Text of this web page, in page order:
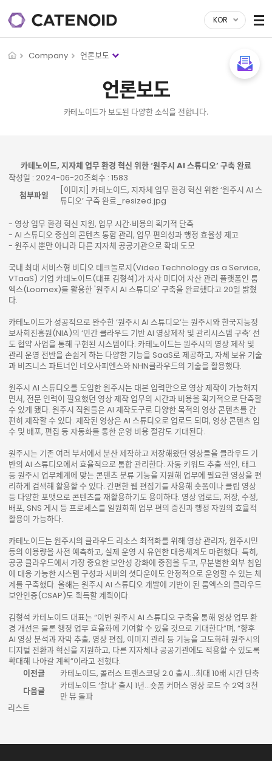
KOR
Company 언론보도
언론보도
카테노이드가 보도된 다양한 소식을 전합니다.
게시물 상세
카테노이드, 지자체 업무 환경 혁신 위한 ‘원주시 AI 스튜디오’ 구축 완료
작성일 : 2024-06-20조회수 : 1583
첨부파일
[이미지] 카테노이드, 지자체 업무 환경 혁신 위한 ‘원주시 AI 스
튜디오’ 구축 완료_resized.jpg
- 영상 업무 환경 혁신 지원, 업무 시간∙비용의 획기적 단축
- AI 스튜디오 중심의 콘텐츠 통합 관리, 업무 편의성과 행정 효율성 제고
- 원주시 뿐만 아니라 다른 지자체 공공기관으로 확대 도모
국내 최대 서비스형 비디오 테크놀로지(Video Technology as a Service,
VTaaS) 기업 카테노이드(대표 김형석)가 자사 미디어 자산 관리 플랫폼인 룸
엑스(Loomex)를 활용한 '원주시 AI 스튜디오' 구축을 완료했다고 20일 밝혔
다.
카테노이드가 성공적으로 완수한 ‘원주시 AI 스튜디오’는 원주시와 한국지능정
보사회진흥원(NIA)의 ‘민간 클라우드 기반 AI 영상제작 및 관리시스템 구축’ 선
도 협약 사업을 통해 구현된 시스템이다. 카테노이드는 원주시의 영상 제작 및
관리 운영 전반을 손쉽게 하는 다양한 기능을 SaaS로 제공하고, 자체 보유 기술
과 비즈니스 파트너인 네오사피엔스와 NHN클라우드의 기술을 활용했다.
원주시 AI 스튜디오를 도입한 원주시는 대본 입력만으로 영상 제작이 가능해지
면서, 전문 인력이 필요했던 영상 제작 업무의 시간과 비용을 획기적으로 단축할
수 있게 됐다. 원주시 직원들은 AI 제작도구로 다양한 목적의 영상 콘텐츠를 간
편히 제작할 수 있다. 제작된 영상은 AI 스튜디오로 업로드 되며, 영상 콘텐츠 입
수 및 배포, 편집 등 자동화를 통한 운영 비용 절감도 기대된다.
원주시는 기존 여러 부서에서 분산 제작하고 저장해왔던 영상들을 클라우드 기
반의 AI 스튜디오에서 효율적으로 통합 관리한다. 자동 키워드 추출 색인, 태그
등 원주시 업무체계에 맞는 콘텐츠 분류 기능을 지원해 업무에 필요한 영상을 편
리하게 검색해 활용할 수 있다. 간편한 웹 편집기를 사용해 숏폼이나 클립 영상
등 다양한 포맷으로 콘텐츠를 재활용하기도 용이하다. 영상 업로드, 저장, 수정,
배포, SNS 게시 등 프로세스를 일원화해 업무 편의 증진과 행정 자원의 효율적
활용이 가능하다.
카테노이드는 원주시의 클라우드 리소스 최적화를 위해 영상 관리자, 원주시민
등의 이용량을 사전 예측하고, 실제 운영 시 유연한 대응체계도 마련했다. 특히,
공공 클라우드에서 가장 중요한 보안성 강화에 중점을 두고, 무분별한 외부 침입
에 대응 가능한 시스템 구성과 서버의 셧다운에도 안정적으로 운영할 수 있는 체
계를 구축했다. 올해는 원주시 AI 스튜디오 개발에 기반이 된 룸엑스의 클라우드
보안인증(CSAP)도 획득할 계획이다.
김형석 카테노이드 대표는 “이번 원주시 AI 스튜디오 구축을 통해 영상 업무 환
경 개선은 물론 행정 업무 효율화에 기여할 수 있을 것으로 기대한다”며, “향후
AI 영상 분석과 자막 추출, 영상 편집, 이미지 관리 등 기능을 고도화해 원주시의
디지털 전환과 혁신을 지원하고, 다른 지자체나 공공기관에도 적용할 수 있도록
확대해 나아갈 계획”이라고 전했다.
이전글
카테노이드, 콜러스 트랜스코딩 2.0 출시…최대 10배 시간 단축
다음글
카테노이드 ‘찰나’ 출시 1년…숏폼 커머스 영상 로드 수 2억 3천
만 뷰 돌파
리스트